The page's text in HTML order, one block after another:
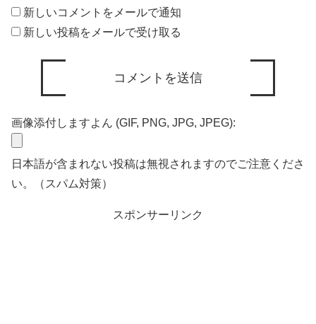
新しいコメントをメールで通知
新しい投稿をメールで受け取る
画像添付しますよん (GIF, PNG, JPG, JPEG):
日本語が含まれない投稿は無視されますのでご注意くださ
い。（スパム対策）
スポンサーリンク